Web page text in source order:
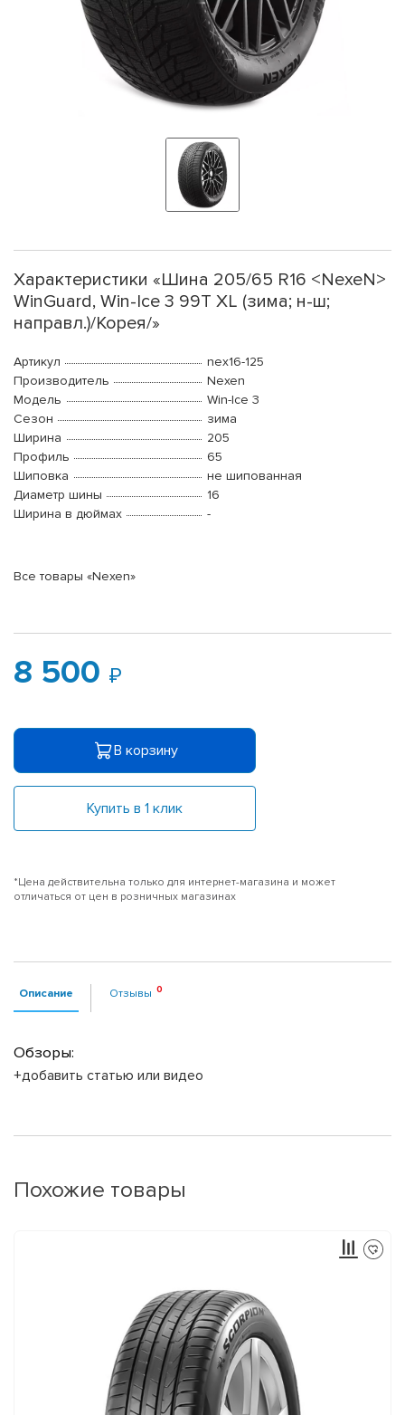
Характеристики «Шина 205/65 R16 <NexeN>
WinGuard, Win-Ice 3 99T XL (зима; н-ш;
направл.)/Корея/»
Артикул
nex16-125
Производитель
Nexen
Модель
Win-Ice 3
Сезон
зима
Ширина
205
Профиль
65
Шиповка
не шипованная
Диаметр шины
16
Ширина в дюймах
-
Все товары «Nexen»
8 500
В корзину
Купить в 1 клик
*Цена действительна только для интернет-магазина и может
отличаться от цен в розничных магазинах
Описание Отзывы
Обзоры:
+добавить статью или видео
Похожие товары